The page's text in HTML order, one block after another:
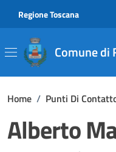
Regione Toscana
Comune di
Home / Punti Di
Alberto